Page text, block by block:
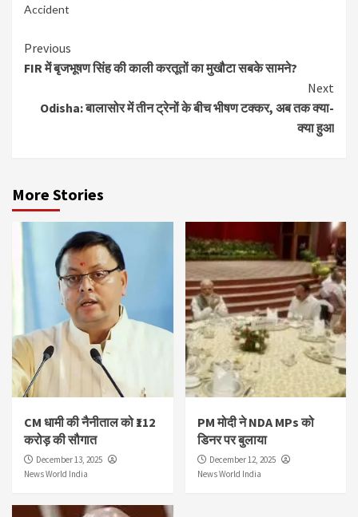
Accident
Continue
Reading
Previous
FIR में बृजभूषण सिंह की काली करतूतों का मुखौटा सबके सामने?
Next
Odisha: बालासोर में तीन ट्रेनों के बीच भीषण टक्कर, अब तक क्या-
क्या हुआ
More Stories
CM धामी की नैनीताल को ₹112
करोड़ की सौगात
December 13, 2025
News World India
PM मोदी ने NDA MPs को
डिनर पर बुलाया
December 12, 2025
News World India